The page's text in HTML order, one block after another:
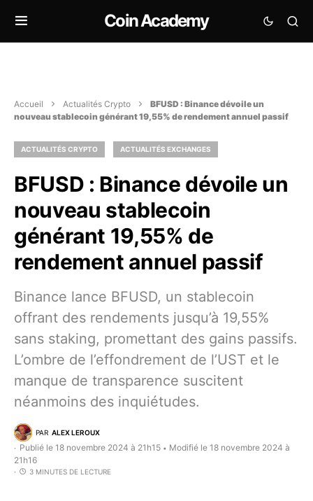
Coin Academy
Accueil Actualités Crypto
BFUSD : Binance dévoile un
nouveau stablecoin générant 19,55% de rendement annuel passif
ACTUALITÉS CRYPTO ACTUALITÉS EXCHANGES
BFUSD : Binance dévoile un
nouveau stablecoin
générant 19,55% de
rendement annuel passif
Binance lance BFUSD, un stablecoin
offrant des rendements jusqu’à 19,55%
sans staking, promettant des gains passifs.
L’ombre de l’effondrement de l’UST et le
manque de transparence suscitent
néanmoins des inquiétudes.
PAR ALEX LEROUX
Publié le 18 novembre 2024 à 21h15 • Modifié le 18 novembre 2024 à
21h16
3 MINUTES DE LECTURE